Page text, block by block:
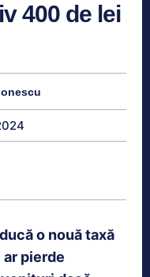
400 de lei
o nouă taxă
pierde